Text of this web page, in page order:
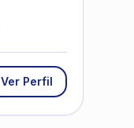
Ver Perfil